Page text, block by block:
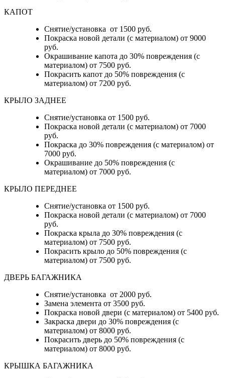
КАПОТ
Снятие/установка от 1500 руб.
Покраска новой детали (с материалом) от 9000
руб.
Окрашивание капота до 30% повреждения (с
материалом) от 7500 руб.
Покрасить капот до 50% повреждения (с
материалом) от 7200 руб.
КРЫЛО ЗАДНЕЕ
Снятие/установка от 1500 руб.
Покраска новой детали (с материалом) от 7000
руб.
Покраска до 30% повреждения (с материалом) от
7000 руб.
Окрашивание до 50% повреждения (с
материалом) от 7000 руб.
КРЫЛО ПЕРЕДНЕЕ
Снятие/установка от 1500 руб.
Покраска новой детали (с материалом) от 7000
руб.
Покраска крыла до 30% повреждения (с
материалом) от 7500 руб.
Покрасить крыло до 50% повреждения (с
материалом) от 7500 руб.
ДВЕРЬ БАГАЖНИКА
Снятие/установка от 2000 руб.
Замена элемента от 3500 руб.
Покраска новой двери (с материалом) от 5400 руб.
Закраска двери до 30% повреждения (с
материалом) от 8000 руб.
Покрасить дверь до 50% повреждения (с
материалом) от 8000 руб.
КРЫШКА БАГАЖНИКА